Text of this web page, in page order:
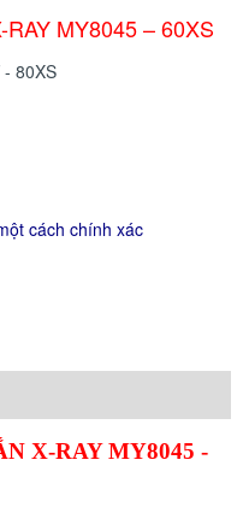
RAY MY8045 – 60XS
- 80XS
cách chính xác
X-RAY MY8045 -